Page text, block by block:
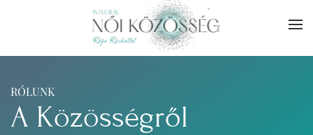
Skip to main content
RÓLUNK
A Közösségről